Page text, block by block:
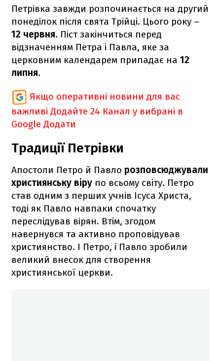
Петрівка завжди розпочинається на другий
понеділок після свята Трійці. Цього року –
12 червня. Піст закінчиться перед
відзначенням Петра і Павла, яке за
церковним календарем припадає на 12
липня.
Якщо оперативні новини для вас
важливі Додайте 24 Канал у вибрані в
Google Додати
Традиції Петрівки
Апостоли Петро й Павло розповсюджували
християнську віру по всьому світу. Петро
став одним з перших учнів Ісуса Христа,
тоді як Павло навпаки спочатку
переслідував вірян. Втім, згодом
навернувся та активно проповідував
християнство. І Петро, і Павло зробили
великий внесок для створення
християнської церкви.